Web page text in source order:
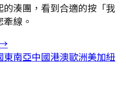
湊團，看到合適的按「我
線。
東南亞中國港澳歐洲美加紐